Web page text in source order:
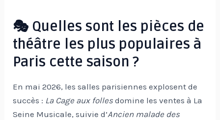
🎭 Quelles sont les pièces de
théâtre les plus populaires à
Paris cette saison ?
En mai 2026, les salles parisiennes explosent de
succès : La Cage aux folles domine les ventes à La
Seine Musicale, suivie d’Ancien malade des